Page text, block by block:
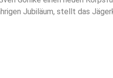
Jubiläum, stellt das